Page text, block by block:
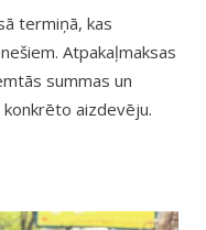
termiņā, kas
Atpakaļmaksas
summas un
aizdevēju.